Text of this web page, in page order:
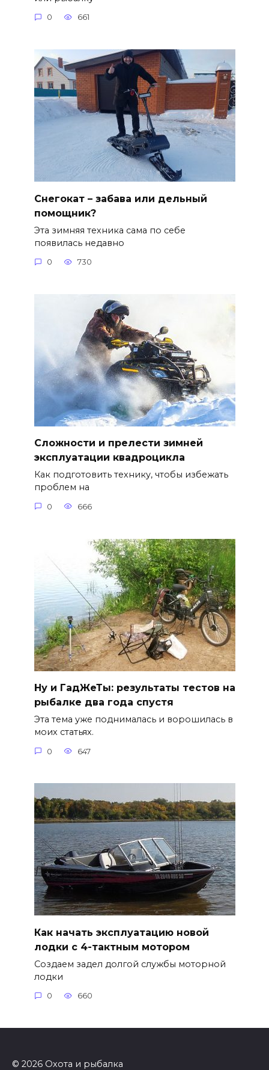
0 661
Снегокат – забава или дельный
помощник?
Эта зимняя техника сама по себе
появилась недавно
0 730
Сложности и прелести зимней
эксплуатации квадроцикла
Как подготовить технику, чтобы избежать
проблем на
0 666
Ну и ГадЖеТы: результаты тестов на
рыбалке два года спустя
Эта тема уже поднималась и ворошилась в
моих статьях.
0 647
Как начать эксплуатацию новой
лодки с 4-тактным мотором
Создаем задел долгой службы моторной
лодки
0 660
© 2026 Охота и рыбалка